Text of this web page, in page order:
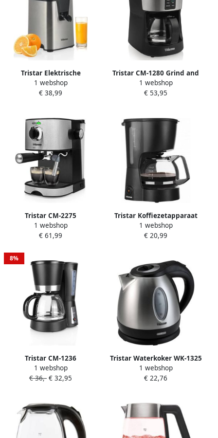
Tristar Elektrische
Citruspers CP-3009
Moederdag cadeautje 350W
pulpfilters & 2 perskegels
1 webshop
€ 38,99
Tristar CM-1280 Grind and
Brew Koffiezetapparaat 2-
in-1 Bonen en Filterkoffie
1 webshop
€ 53,95
Tristar CM-2275
Espressomachine – Met
stoompijpje – Piston voor 1
1 webshop
€ 61,99
Tristar Koffiezetapparaat
CM-1246 Filter-
koffiezetapparaat Geschikt
mee te nemen Glazen kan
0.6 liter Druppelstop
Automatische uitschakeling
600 watt Zwart
1 webshop
€ 20,99
8%
Tristar CM-1236
Koffiezetapparaat – Inhoud:
1.2 liter – Met
1 webshop
€ 36,- € 32,95
Tristar Waterkoker WK-1325
1.2 liter inhoud Waterkoker
voor op de camping 850
1 webshop
€ 22,76